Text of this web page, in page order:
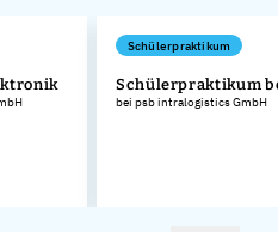
Schülerpraktikum
Schülerpraktikum
bei psb intralogistics GmbH